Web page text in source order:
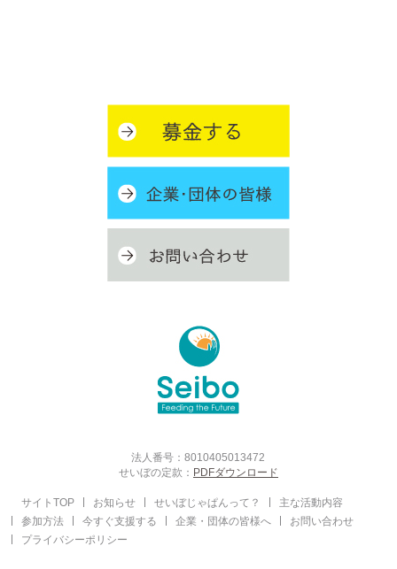
法人番号：8010405013472
せいぼの定款： PDFダウンロード
サイトTOP お知らせ せいぼじゃぱんって？
主な活動内容
参加方法
今すぐ支援する 企業・団体の皆様へ
お問い合わせ
プライバシーポリシー